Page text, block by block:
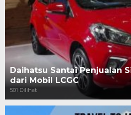
Daihatsu Santai Penjualan
dari Mobil LCGC
501 Dilihat